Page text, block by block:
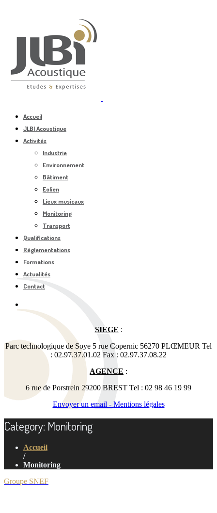
Accueil
JLBI Acoustique
Activités
Industrie
Environnement
Bâtiment
Eolien
Lieux musicaux
Monitoring
Transport
Qualifications
Réglementations
Formations
Actualités
Contact
SIEGE :
Parc technologique de Soye 5 rue Copernic 56270 PLŒMEUR Tel
: 02.97.37.01.02 Fax : 02.97.37.08.22
AGENCE :
6 rue de Porstrein 29200 BREST Tel : 02 98 46 19 99
Envoyer un email - Mentions légales
Category: Monitoring
Accueil
/
Monitoring
Groupe SNEF